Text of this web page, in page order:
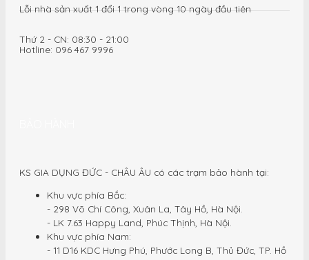
màu
quantity
Lỗi nhà sản xuất 1 đổi 1 trong vòng 10 ngày đầu tiên
Thứ 2 - CN: 08:30 - 21:00
Hotline: 096 467 9996
KS GIA DỤNG ĐỨC - CHÂU ÂU có các trạm bảo hành tại:
Khu vực phía Bắc:
- 298 Võ Chí Công, Xuân La, Tây Hồ, Hà Nội.
- LK 7.63 Happy Land, Phúc Thịnh, Hà Nội.
Khu vực phía Nam:
- 11 D16 KDC Hưng Phú, Phước Long B, Thủ Đức, TP. Hồ